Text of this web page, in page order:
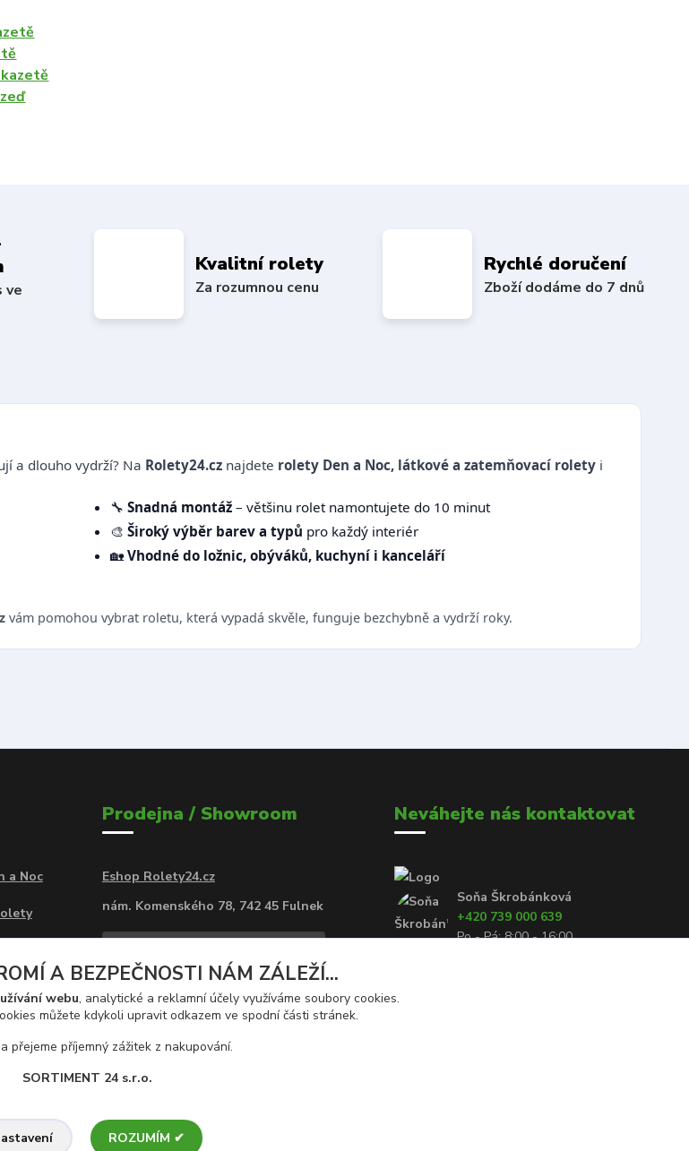
ve
Kvalitní rolety
Za rozumnou cenu
Rychlé doručení
Zboží dodáme do 7 dnů
a dlouho vydrží? Na Rolety24.cz najdete rolety Den a Noc, látkové a zatemňovací rolety i
🔧 Snadná montáž– většinu rolet namontujete do 10 minut
🎨 Široký výběr barev a typů pro každý interiér
🏡Vhodné do ložnic, obýváků, kuchyní i kanceláří
vám pomohou vybrat roletu, která vypadá skvěle, funguje bezchybně a vydrží roky.
a Noc
Prodejna / Showroom
Eshop Rolety24.cz
nám. Komenského 78, 742 45 Fulnek
Neváhejte nás kontaktovat
Soňa Škrobánková
+420 739 000 639
Po - Pá: 8:00 - 16:00
A BEZPEČNOSTI NÁM ZÁLEŽÍ...
webu, analytické a reklamní účely využíváme soubory cookies.
můžete kdykoli upravit odkazem ve spodní části stránek.
přejeme příjemný zážitek z nakupování.
SORTIMENT 24 s.r.o.
ROZUMÍM ✔